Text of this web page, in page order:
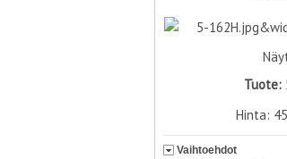
Tuote:
Hinta:
Vaihtoehdot